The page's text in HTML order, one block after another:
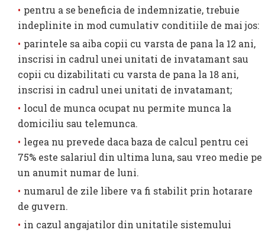
pentru a se beneficia de indemnizatie, trebuie
indeplinite in mod cumulativ conditiile de mai jos:
parintele sa aiba copii cu varsta de pana la 12 ani,
inscrisi in cadrul unei unitati de invatamant sau
copii cu dizabilitati cu varsta de pana la 18 ani,
inscrisi in cadrul unei unitati de invatamant;
locul de munca ocupat nu permite munca la
domiciliu sau telemunca.
legea nu prevede daca baza de calcul pentru cei
75% este salariul din ultima luna, sau vreo medie pe
un anumit numar de luni.
numarul de zile libere va fi stabilit prin hotarare
de guvern.
in cazul angajatilor din unitatile sistemului